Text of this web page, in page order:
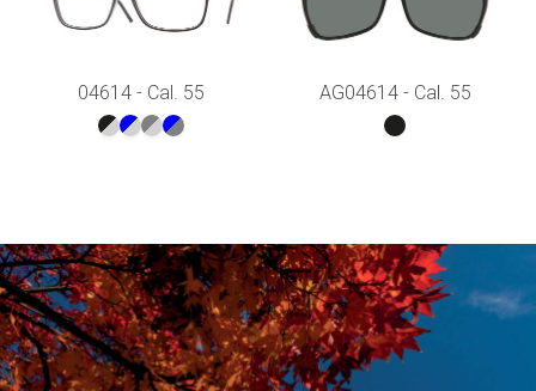
04614 - Cal. 55 AG04614 - Cal. 55